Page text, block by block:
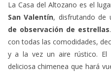
, disfrutando de
con todas las comodidades,
y a la vez un aire rústico. El